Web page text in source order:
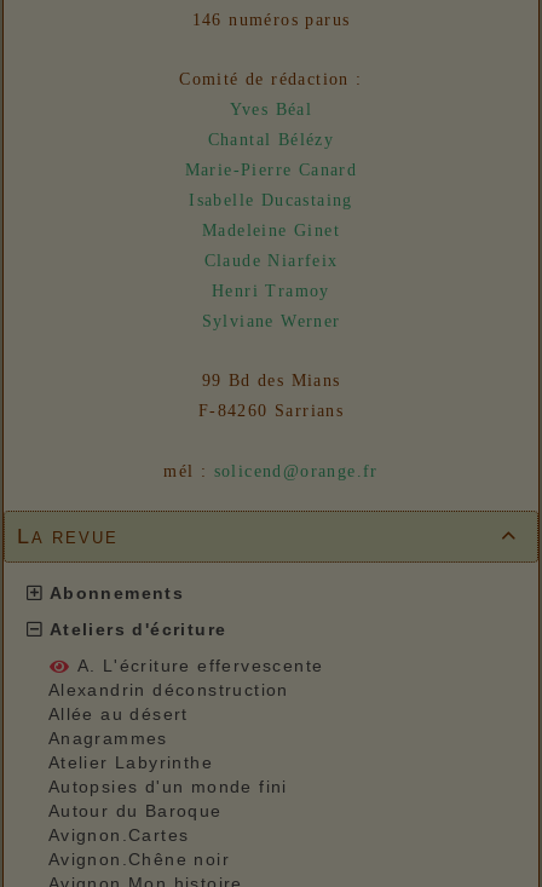
- Un euro ne fait pas le printemps
146 numéros parus
Comité de rédaction :
Yves Béal
Chantal Bélézy
Marie-Pierre Canard
Isabelle Ducastaing
Madeleine Ginet
Claude Niarfeix
Henri Tramoy
Sylviane Werner
99 Bd des Mians
F-84260 Sarrians
mél : solicend@orange.fr

La revue
Abonnements
Ateliers d'écriture
A. L'écriture effervescente
Alexandrin déconstruction
Allée au désert
Anagrammes
Atelier Labyrinthe
Autopsies d'un monde fini
Autour du Baroque
Avignon.Cartes
Avignon.Chêne noir